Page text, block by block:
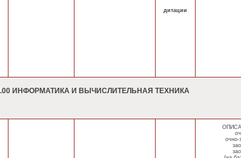
дитации
ИНФОРМАТИКА И ВЫЧИСЛИТЕЛЬНАЯ ТЕХНИКА
очно-